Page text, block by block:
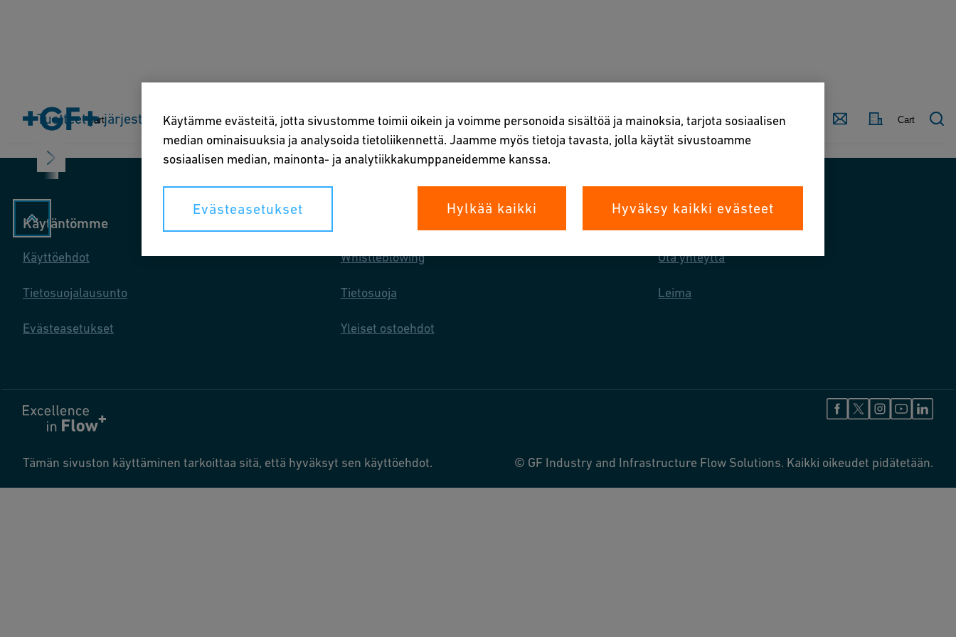
Cart
yhteyttä
Cart
Tuotteet ja järjestelmät Teollisuudenalat Sovellukset Lataukset ja työkalut Tietoa meistä Henkilöstö
Käytäntömme
Käyttöehdot
Tietosuojalausunto
Evästeasetukset
Whistleblowing
Tietosuoja
Yleiset ostoehdot
Ota yhteyttä
Leima
Tämän sivuston käyttäminen tarkoittaa sitä, että hyväksyt sen käyttöehdot. © GF Industry and Infrastructure Flow Solutions. Kaikki oikeudet pidätetään.
Käytämme evästeitä, jotta sivustomme toimii oikein ja voimme personoida sisältöä ja mainoksia, tarjota sosiaalisen
median ominaisuuksia ja analysoida tietoliikennettä. Jaamme myös tietoja tavasta, jolla käytät sivustoamme
sosiaalisen median, mainonta- ja analytiikkakumppaneidemme kanssa.
Evästeasetukset Hylkää kaikki Hyväksy kaikki evästeet